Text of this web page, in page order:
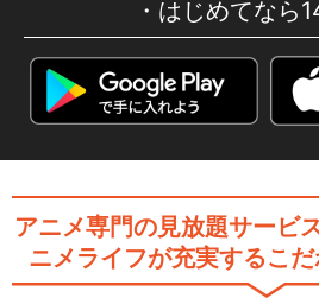
デジ
第２
デジ
第３章
はじめてなら
アニメ専門の見放題サービ
ニメライフが充実するこだ